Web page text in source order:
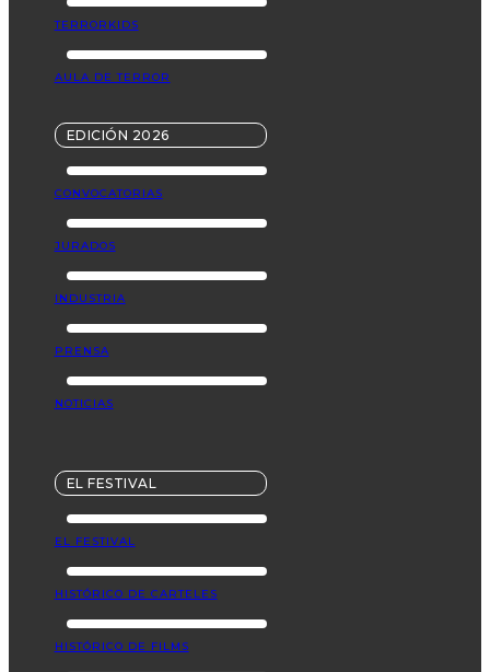
TERRORKIDS
AULA DE TERROR
EDICIÓN 2026
CONVOCATORIAS
JURADOS
INDUSTRIA
PRENSA
NOTICIAS
EL FESTIVAL
EL FESTIVAL
HISTÓRICO DE CARTELES
HISTÓRICO DE FILMS